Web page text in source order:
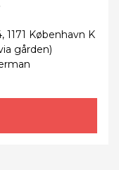
København K
gården)